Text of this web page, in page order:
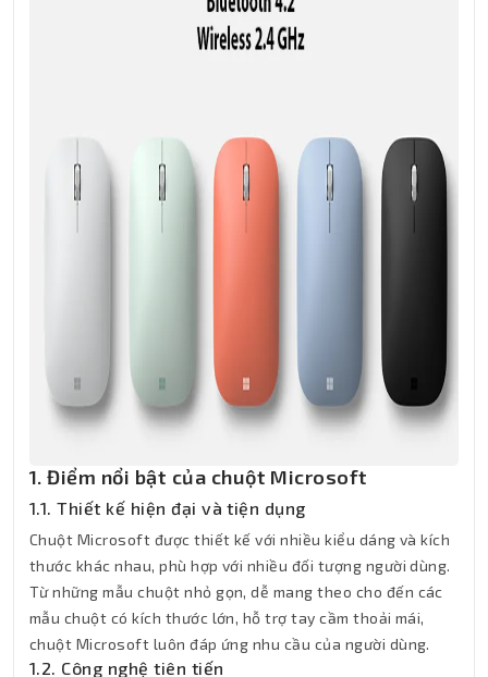
1. Điểm nổi bật của chuột Microsoft
1.1. Thiết kế hiện đại và tiện dụng
Chuột Microsoft được thiết kế với nhiều kiểu dáng và kích
thước khác nhau, phù hợp với nhiều đối tượng người dùng.
Từ những mẫu chuột nhỏ gọn, dễ mang theo cho đến các
mẫu chuột có kích thước lớn, hỗ trợ tay cầm thoải mái,
chuột Microsoft luôn đáp ứng nhu cầu của người dùng.
1.2. Công nghệ tiên tiến